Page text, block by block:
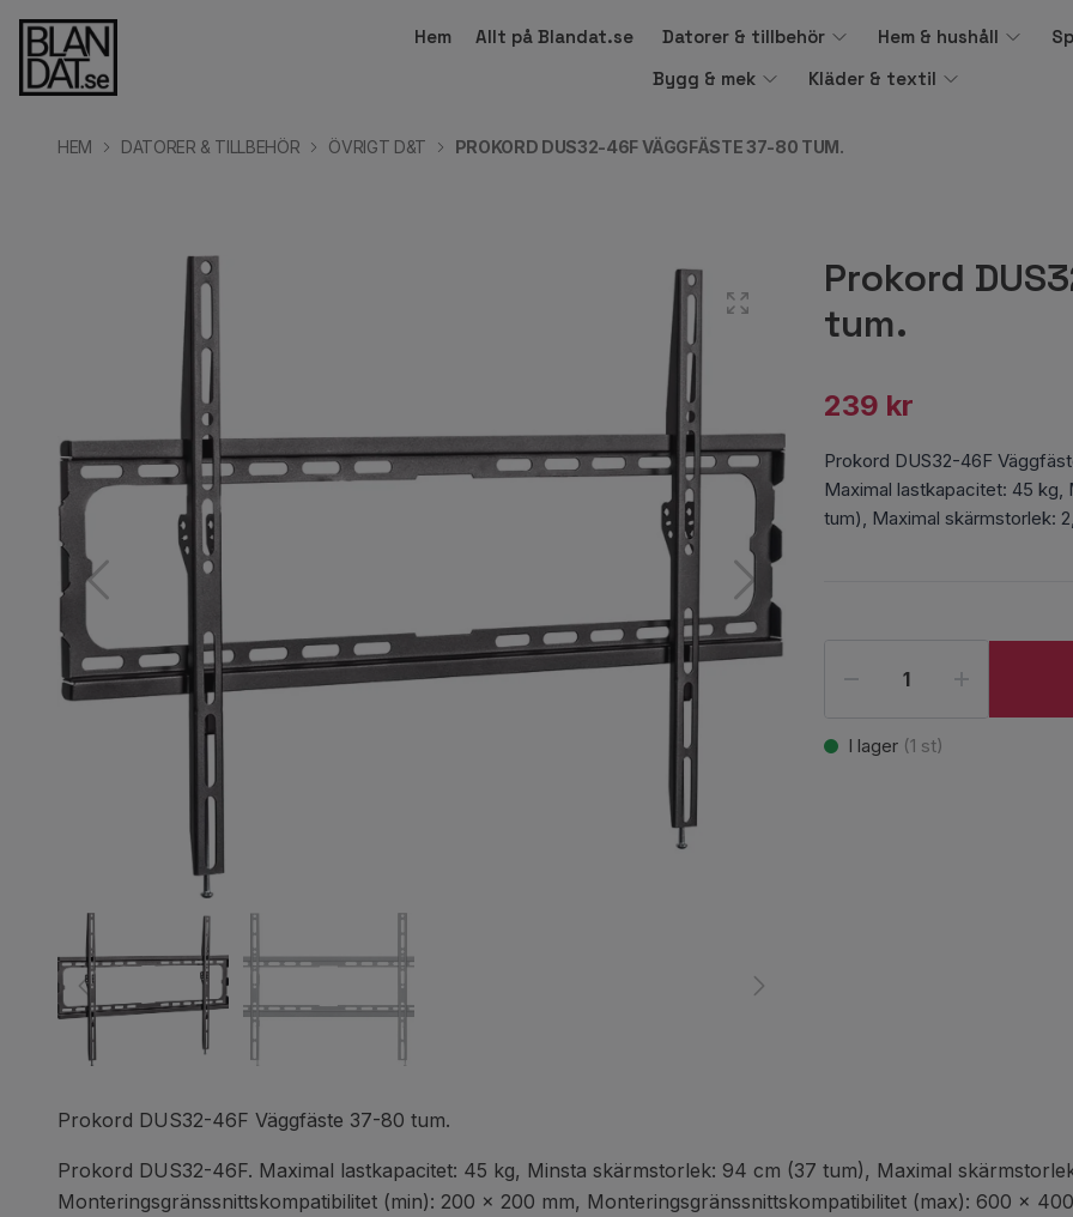
Hem Allt på Blandat.se Datorer & tillbehör Hem & hushåll
Bygg & mek
Kläder & textil
HEM DATORER & TILLBEHÖR ÖVRIGT D&T PROKORD DUS32-46F VÄGGFÄSTE 37-80 TUM.
Prokord
tum.
239 kr
Prokord DUS32-46F
Maximal lastkapacitet: 45
tum), Maximal skärmstorlek:
I lager (1 st)
Prokord DUS32-46F Väggfäste 37-80 tum.
Prokord DUS32-46F. Maximal lastkapacitet: 45 kg, Minsta skärmstorlek: 94 cm (37 tum), Maximal
Monteringsgränssnittskompatibilitet (min): 200 x 200 mm, Monteringsgränssnittskompatibilitet (max): 600 x